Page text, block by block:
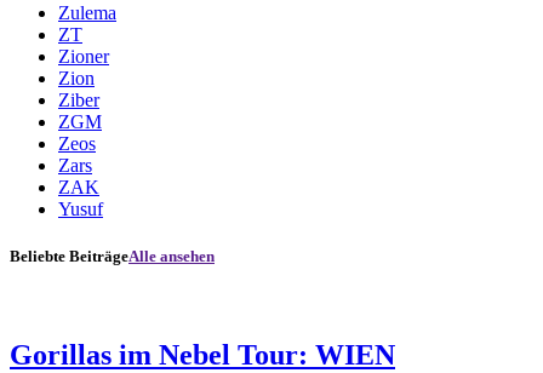
Zulema
ZT
Zioner
Zion
Ziber
ZGM
Zeos
Zars
ZAK
Yusuf
Beliebte BeiträgeAlle ansehen
Gorillas im Nebel Tour: WIEN